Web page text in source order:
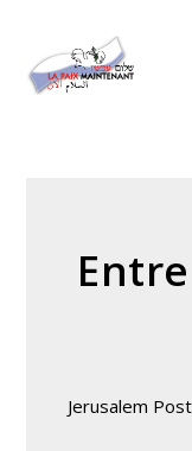
Jerusalem